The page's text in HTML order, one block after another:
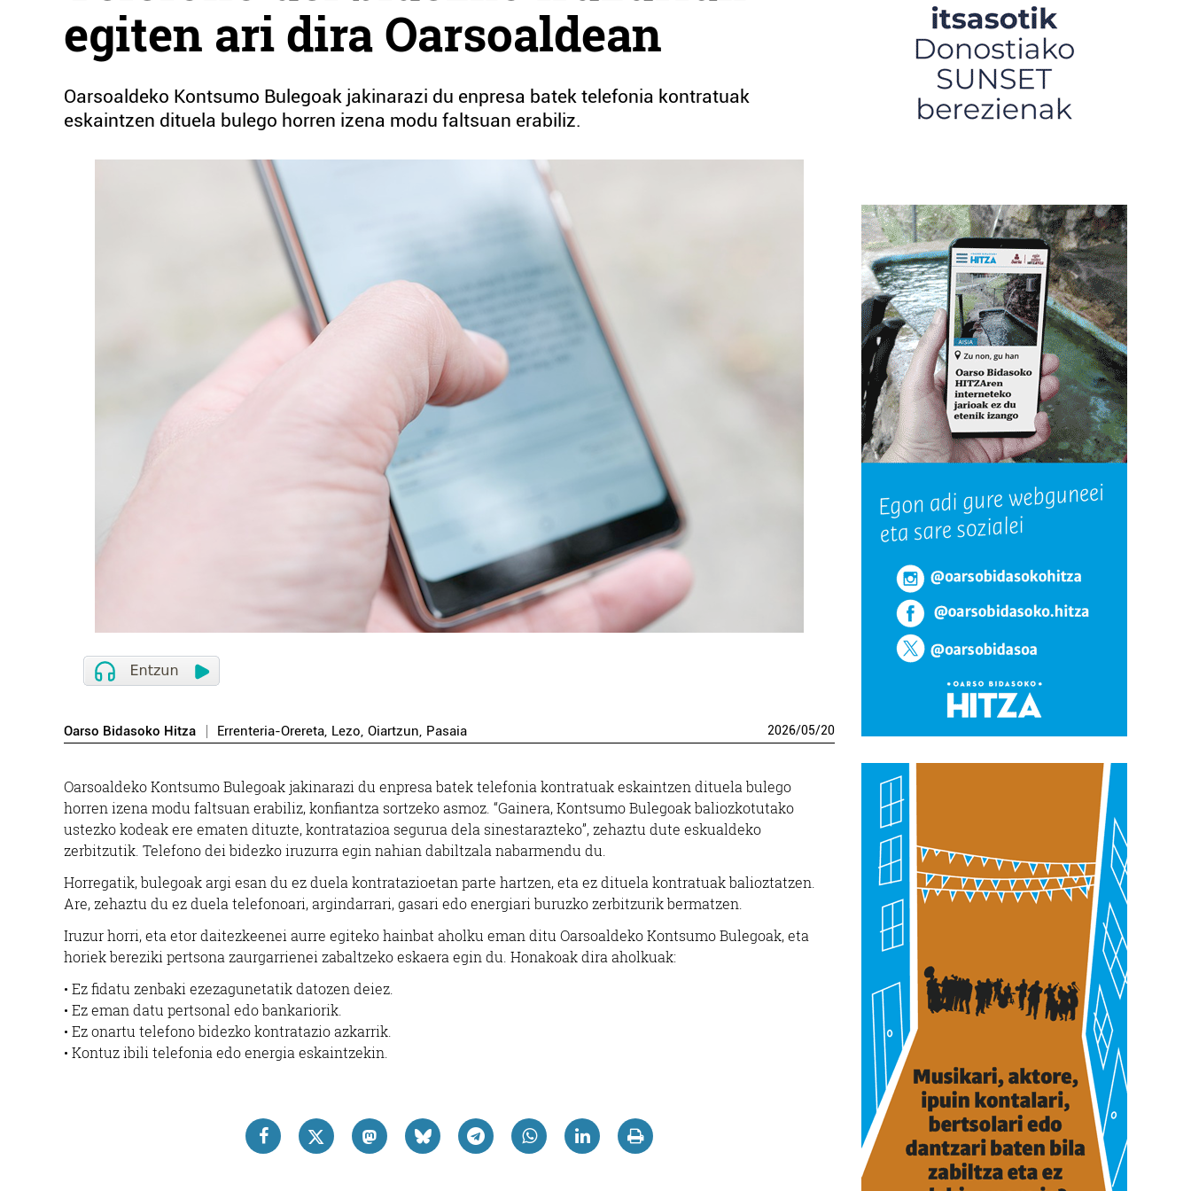
egiten ari dira Oarsoaldean
Oarsoaldeko Kontsumo Bulegoak jakinarazi du enpresa batek telefonia kontratuak
eskaintzen dituela bulego horren izena modu faltsuan erabiliz.
Oarso Bidasoko Hitza Errenteria-Orereta, Lezo, Oiartzun, Pasaia 2026/05/20
Oarsoaldeko Kontsumo Bulegoak jakinarazi du enpresa batek telefonia kontratuak eskaintzen dituela bulego
horren izena modu faltsuan erabiliz, konfiantza sortzeko asmoz. “Gainera, Kontsumo Bulegoak baliozkotutako
ustezko kodeak ere ematen dituzte, kontratazioa segurua dela sinestarazteko”, zehaztu dute eskualdeko
zerbitzutik. Telefono dei bidezko iruzurra egin nahian dabiltzala nabarmendu du.
Horregatik, bulegoak argi esan du ez duela kontratazioetan parte hartzen, eta ez dituela kontratuak balioztatzen.
Are, zehaztu du ez duela telefonoari, argindarrari, gasari edo energiari buruzko zerbitzurik bermatzen.
Iruzur horri, eta etor daitezkeenei aurre egiteko hainbat aholku eman ditu Oarsoaldeko Kontsumo Bulegoak, eta
horiek bereziki pertsona zaurgarrienei zabaltzeko eskaera egin du. Honakoak dira aholkuak:
• Ez fidatu zenbaki ezezagunetatik datozen deiez.
• Ez eman datu pertsonal edo bankariorik.
• Ez onartu telefono bidezko kontratazio azkarrik.
• Kontuz ibili telefonia edo energia eskaintzekin.